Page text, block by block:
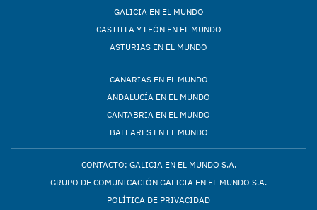
GALICIA EN EL MUNDO
CASTILLA Y LEÓN EN EL MUNDO
ASTURIAS EN EL MUNDO
CANARIAS EN EL MUNDO
ANDALUCÍA EN EL MUNDO
CANTABRIA EN EL MUNDO
BALEARES EN EL MUNDO
CONTACTO: GALICIA EN EL MUNDO S.A.
GRUPO DE COMUNICACIÓN GALICIA EN EL MUNDO S.A.
POLÍTICA DE PRIVACIDAD